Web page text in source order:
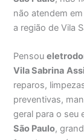
não atendem
a região de Vila
Pensou
Vila Sabrina
reparos,
preventivas,
geral para o seu
São Paulo,